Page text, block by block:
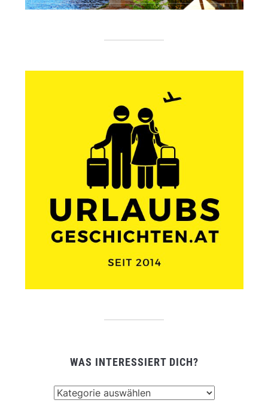
WAS INTERESSIERT DICH?